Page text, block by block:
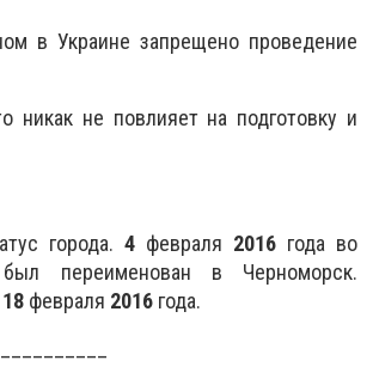
в Украине запрещено проведение
никак не повлияет на подготовку и
города.4 февраля 2016 года во
переименован в Черноморск.
18 февраля 2016 года.